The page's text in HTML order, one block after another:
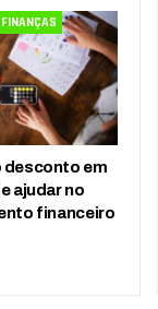
desconto em
ajudar no
financeiro